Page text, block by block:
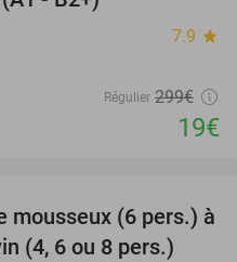
7.9 star
Régulier 299€
19€
91%
mousseux (6 pers.) à
(4, 6 ou 8 pers.)